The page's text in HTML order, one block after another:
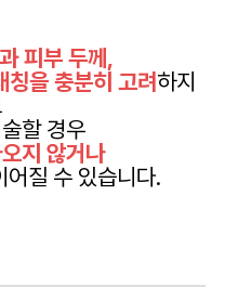
피부 두께,
을 충분히 고려하지
할 경우
지 않거나
어질 수 있습니다.